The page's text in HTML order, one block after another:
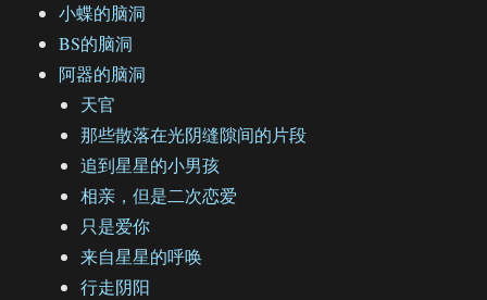
小蝶的脑洞
BS的脑洞
阿器的脑洞
天官
那些散落在光阴缝隙间的片段
追到星星的小男孩
相亲，但是二次恋爱
只是爱你
来自星星的呼唤
行走阴阳